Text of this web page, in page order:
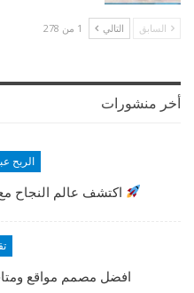
السابق التالي 1 من 278
أخر منشورات
الربح
اكتشف عالم النجاح
افضل مصمم مواقع